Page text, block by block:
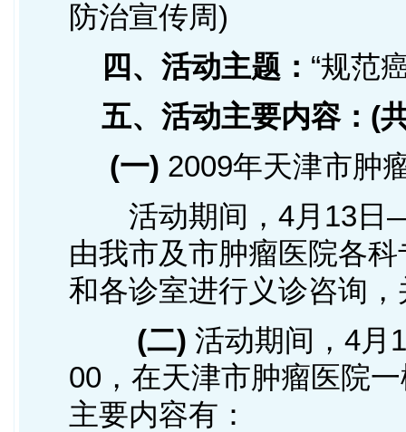
防治宣传周)
四、活动主题： “规范
五、活动主要内容：(
(一) 2009年天津市肿
活动期间，4月13日
由我市及市肿瘤医院各
和各诊室进行义诊咨询
(二) 活动期间，4月
00，在天津市肿瘤医院
主要内容有：